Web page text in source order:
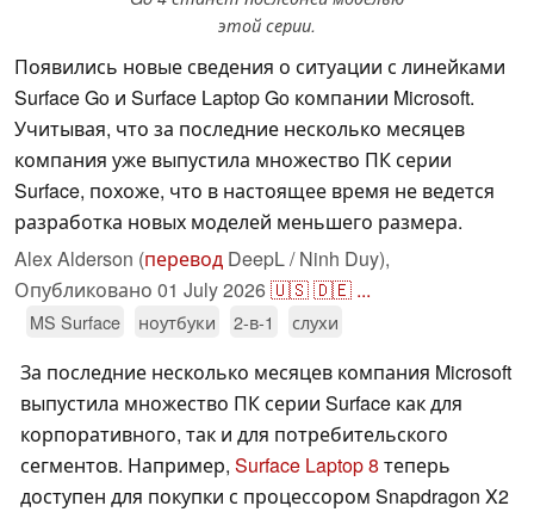
этой серии.
Появились новые сведения о ситуации с линейками
Surface Go и Surface Laptop Go компании Microsoft.
Учитывая, что за последние несколько месяцев
компания уже выпустила множество ПК серии
Surface, похоже, что в настоящее время не ведется
разработка новых моделей меньшего размера.
Alex Alderson (перевод DeepL / Ninh Duy),
Опубликовано 01 July 2026🇺🇸🇩🇪 ...
MS Surface ноутбуки 2-в-1 слухи
За последние несколько месяцев компания Microsoft
выпустила множество ПК серии Surface как для
корпоративного, так и для потребительского
сегментов. Например, Surface Laptop 8 теперь
доступен для покупки с процессором Snapdragon X2